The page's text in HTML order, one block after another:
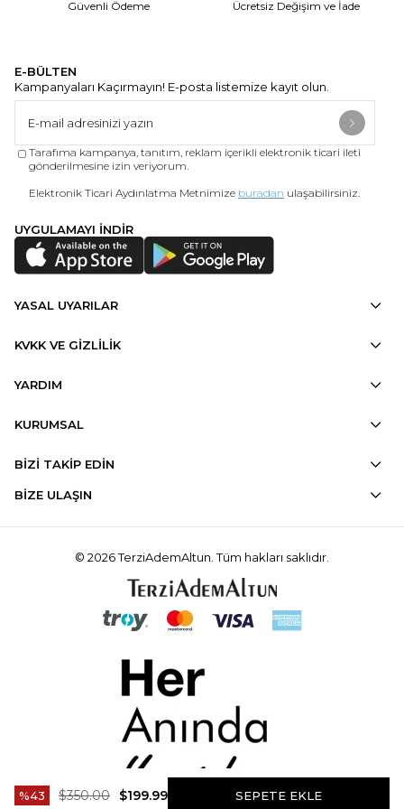
Güvenli Ödeme Ücretsiz Değişim ve İade
E-BÜLTEN
Kampanyaları Kaçırmayın! E-posta listemize kayıt olun.
Tarafıma kampanya, tanıtım, reklam içerikli elektronik ticari ileti
gönderilmesine izin veriyorum.
Elektronik Ticari Aydınlatma Metnimize buradan ulaşabilirsiniz.
UYGULAMAYI İNDİR
YASAL UYARILAR
KVKK VE GİZLİLİK
YARDIM
KURUMSAL
BİZİ TAKİP EDİN
BİZE ULAŞIN
© 2026 TerziAdemAltun. Tüm hakları saklıdır.
43 $350.00 $199.99